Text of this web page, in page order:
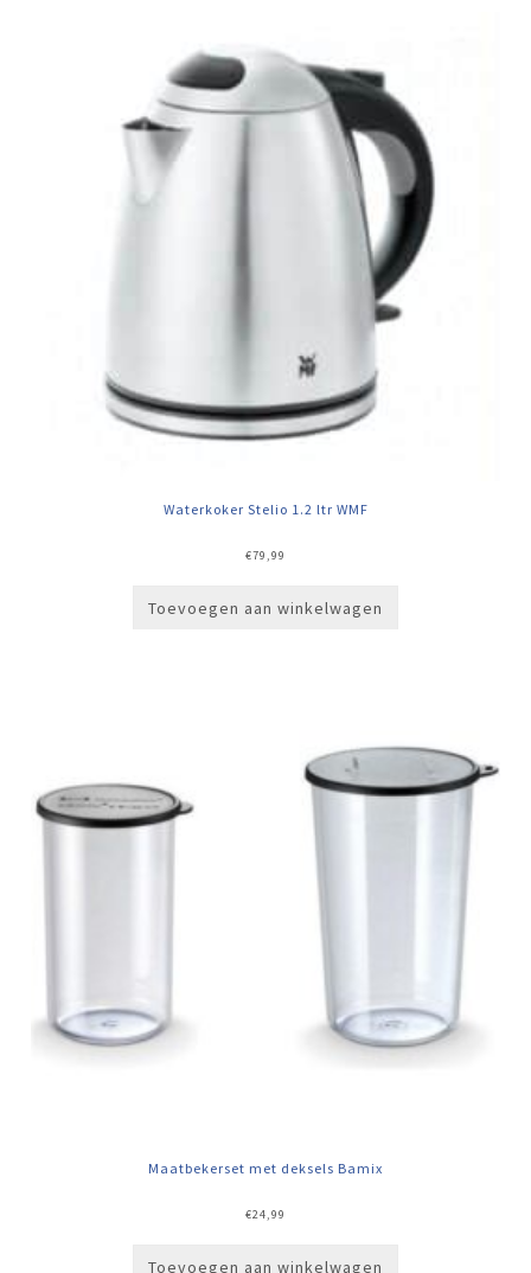
Waterkoker Stelio 1.2 ltr WMF
€79,99
Toevoegen aan winkelwagen
Maatbekerset met deksels Bamix
€24,99
Toevoegen aan winkelwagen